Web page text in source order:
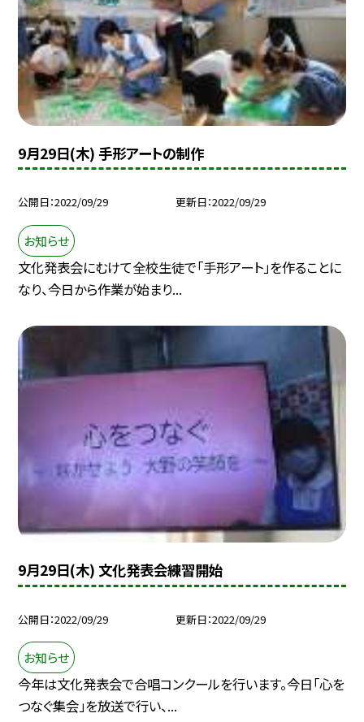
9月29日(木) 手形アートの制作
公開日 2022/09/29 更新日 2022/09/29
お知らせ
文化発表会にむけて全校生徒で「手形アート」を作ることに
なり、今日から作業が始まり...
9月29日(木) 文化発表会練習開始
公開日 2022/09/29 更新日 2022/09/29
お知らせ
今年は文化発表会で合唱コンクールを行います。今日「心を
つなぐ集会」を放送で行い、...